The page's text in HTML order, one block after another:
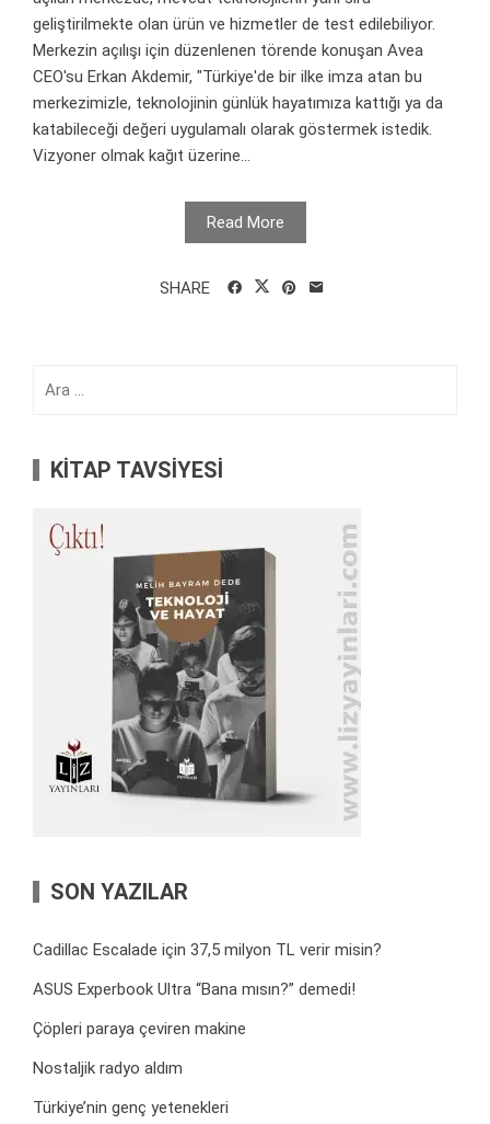
geliştirilmekte olan ürün ve hizmetler de test edilebiliyor.
Merkezin açılışı için düzenlenen törende konuşan Avea
CEO'su Erkan Akdemir, "Türkiye'de bir ilke imza atan bu
merkezimizle, teknolojinin günlük hayatımıza kattığı ya da
katabileceği değeri uygulamalı olarak göstermek istedik.
Vizyoner olmak kağıt üzerine...
Read More
SHARE
KİTAP TAVSİYESİ
SON YAZILAR
Cadillac Escalade için 37,5 milyon TL verir misin?
ASUS Experbook Ultra “Bana mısın?” demedi!
Çöpleri paraya çeviren makine
Nostaljik radyo aldım
Türkiye’nin genç yetenekleri